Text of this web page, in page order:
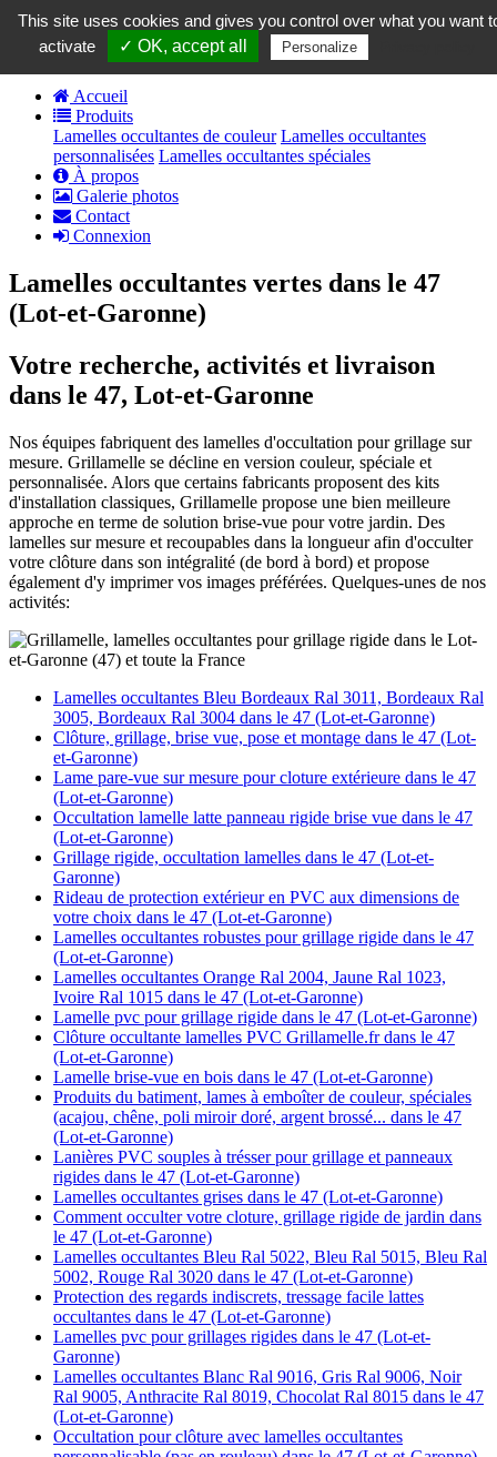
contact@grillamelle.fr
Panier
0
Accueil
Produits
Lamelles occultantes de couleur Lamelles occultantes
personnalisées Lamelles occultantes spéciales
À propos
Galerie photos
Contact
Connexion
Lamelles occultantes vertes dans le 47
(Lot-et-Garonne)
Votre recherche, activités et livraison
dans le 47, Lot-et-Garonne
Nos équipes fabriquent des lamelles d'occultation pour grillage sur
mesure. Grillamelle se décline en version couleur, spéciale et
personnalisée. Alors que certains fabricants proposent des kits
d'installation classiques, Grillamelle propose une bien meilleure
approche en terme de solution brise-vue pour votre jardin. Des
lamelles sur mesure et recoupables dans la longueur afin d'occulter
votre clôture dans son intégralité (de bord à bord) et propose
également d'y imprimer vos images préférées. Quelques-unes de nos
activités:
Lamelles occultantes Bleu Bordeaux Ral 3011, Bordeaux Ral
3005, Bordeaux Ral 3004 dans le 47 (Lot-et-Garonne)
Clôture, grillage, brise vue, pose et montage dans le 47 (Lot-
et-Garonne)
Lame pare-vue sur mesure pour cloture extérieure dans le 47
(Lot-et-Garonne)
Occultation lamelle latte panneau rigide brise vue dans le 47
(Lot-et-Garonne)
Grillage rigide, occultation lamelles dans le 47 (Lot-et-
Garonne)
Rideau de protection extérieur en PVC aux dimensions de
votre choix dans le 47 (Lot-et-Garonne)
Lamelles occultantes robustes pour grillage rigide dans le 47
(Lot-et-Garonne)
Lamelles occultantes Orange Ral 2004, Jaune Ral 1023,
Ivoire Ral 1015 dans le 47 (Lot-et-Garonne)
Lamelle pvc pour grillage rigide dans le 47 (Lot-et-Garonne)
Clôture occultante lamelles PVC Grillamelle.fr dans le 47
(Lot-et-Garonne)
Lamelle brise-vue en bois dans le 47 (Lot-et-Garonne)
Produits du batiment, lames à emboîter de couleur, spéciales
(acajou, chêne, poli miroir doré, argent brossé... dans le 47
(Lot-et-Garonne)
Lanières PVC souples à trésser pour grillage et panneaux
rigides dans le 47 (Lot-et-Garonne)
Lamelles occultantes grises dans le 47 (Lot-et-Garonne)
Comment occulter votre cloture, grillage rigide de jardin dans
le 47 (Lot-et-Garonne)
Lamelles occultantes Bleu Ral 5022, Bleu Ral 5015, Bleu Ral
5002, Rouge Ral 3020 dans le 47 (Lot-et-Garonne)
Protection des regards indiscrets, tressage facile lattes
occultantes dans le 47 (Lot-et-Garonne)
Lamelles pvc pour grillages rigides dans le 47 (Lot-et-
Garonne)
Lamelles occultantes Blanc Ral 9016, Gris Ral 9006, Noir
Ral 9005, Anthracite Ral 8019, Chocolat Ral 8015 dans le 47
(Lot-et-Garonne)
Occultation pour clôture avec lamelles occultantes
This site uses cookies and gives you control over what you want
activate
✓ OK, accept all Personalize